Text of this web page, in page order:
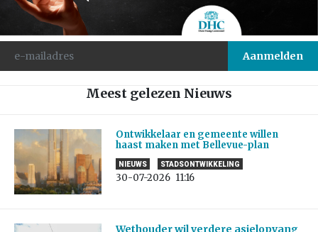
Meest gelezen Nieuws
Ontwikkelaar en gemeente willen
haast maken met Bellevue-plan
NIEUWS STADSONTWIKKELING
30-07-2026 11:16
Wethouder wil verdere asielopvang